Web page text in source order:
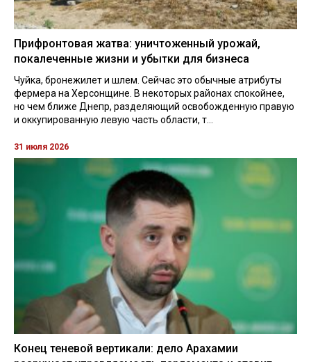
Прифронтовая жатва: уничтоженный урожай,
покалеченные жизни и убытки для бизнеса
Чуйка, бронежилет и шлем. Сейчас это обычные атрибуты
фермера на Херсонщине. В некоторых районах спокойнее,
но чем ближе Днепр, разделяющий освобожденную правую
и оккупированную левую часть области, т...
31 июля 2026
Конец теневой вертикали: дело Арахамии